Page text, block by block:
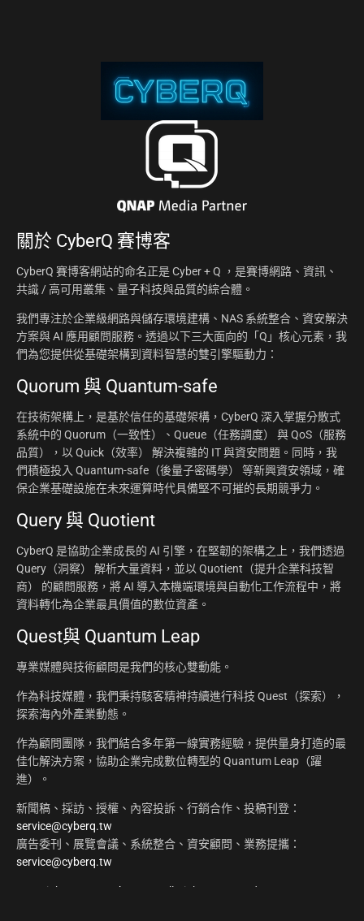
關於 CyberQ 賽博客
CyberQ 賽博客網站的命名正是 Cyber + Q ，是賽博網路、資訊、
共識 / 高可用叢集、量子科技與品質的綜合體。
我們專注於企業級網路與儲存環境建構、NAS 系統整合、資安解決
方案與 AI 應用顧問服務。透過以下三大面向的「Q」核心元素，我
們為您提供從基礎架構到資料智慧的雙引擎驅動力：
Quorum 與 Quantum-safe
在技術架構上，是基於信任的基礎架構，CyberQ 深入掌握分散式
系統中的 Quorum（一致性）、Queue（任務調度） 與 QoS（服務
品質），以 Quick（效率） 解決複雜的 IT 與資安問題。同時，我
們積極投入 Quantum-safe（後量子密碼學） 等新興資安領域，確
保企業基礎設施在未來運算時代具備堅不可摧的長期競爭力。
Query 與 Quotient
CyberQ 是協助企業成長的 AI 引擎，在堅韌的架構之上，我們透過
Query（洞察） 解析大量資料，並以 Quotient（提升企業科技智
商） 的顧問服務，將 AI 導入本機端環境與自動化工作流程中，將
資料轉化為企業最具價值的數位資產。
Quest與 Quantum Leap
專業媒體與技術顧問是我們的核心雙動能。
作為科技媒體，我們秉持駭客精神持續進行科技 Quest（探索），
探索海內外產業動態。
作為顧問團隊，我們結合多年第一線實務經驗，提供量身打造的最
佳化解決方案，協助企業完成數位轉型的 Quantum Leap（躍
進）。
新聞稿、採訪、授權、內容投訴、行銷合作、投稿刊登：
service@cyberq.tw
廣告委刊、展覽會議、系統整合、資安顧問、業務提攜：
service@cyberq.tw
Copyright ©2026 CyberQ.tw All Rights Reserved.